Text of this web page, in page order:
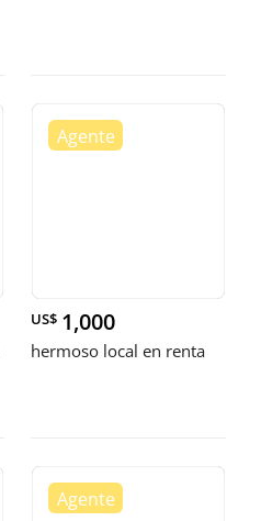
US$ 1,000
hermoso local en renta